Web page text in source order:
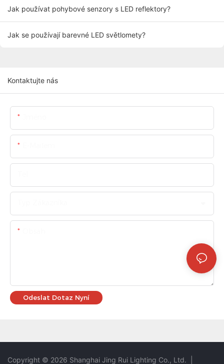
Jak používat pohybové senzory s LED reflektory?
Jak se používají barevné LED světlomety?
Kontaktujte nás
Odeslat Dotaz Nyní
Copyright © 2026 Shanghai Jing Rui Lighting Co., Ltd.